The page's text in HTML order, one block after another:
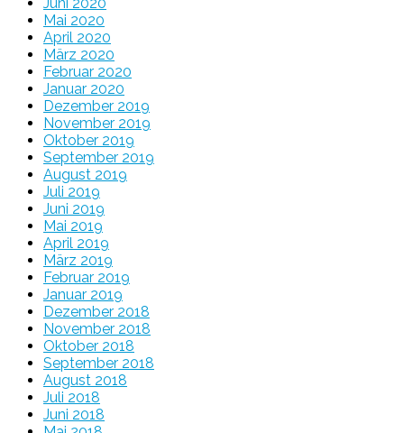
Mai 2020
April 2020
März 2020
Februar 2020
Januar 2020
Dezember 2019
November 2019
Oktober 2019
September 2019
August 2019
Juli 2019
Juni 2019
Mai 2019
April 2019
März 2019
Februar 2019
Januar 2019
Dezember 2018
November 2018
Oktober 2018
September 2018
August 2018
Juli 2018
Juni 2018